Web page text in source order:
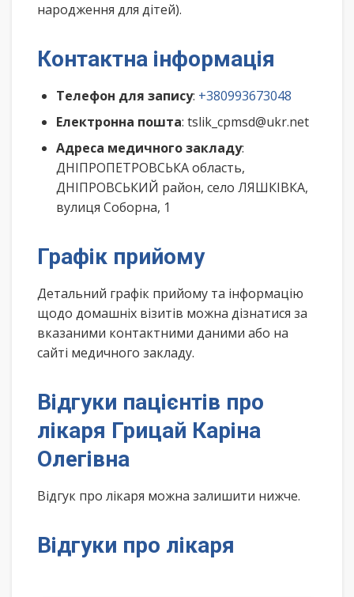
народження для дітей).
Контактна інформація
Телефон для запису: +380993673048
Електронна пошта: tslik_cpmsd@ukr.net
Адреса медичного закладу:
ДНІПРОПЕТРОВСЬКА область,
ДНІПРОВСЬКИЙ район, село ЛЯШКІВКА,
вулиця Соборна, 1
Графік прийому
Детальний графік прийому та інформацію
щодо домашніх візитів можна дізнатися за
вказаними контактними даними або на
сайті медичного закладу.
Відгуки пацієнтів про
лікаря Грицай Каріна
Олегівна
Відгук про лікаря можна залишити нижче.
Відгуки про лікаря